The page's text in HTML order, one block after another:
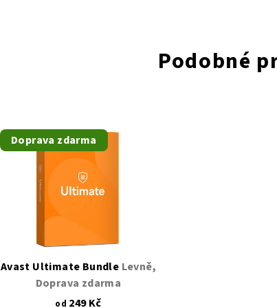
Podobné
Doprava zdarma
Avast Ultimate Bundle Levně,
Doprava zdarma
od 249 Kč